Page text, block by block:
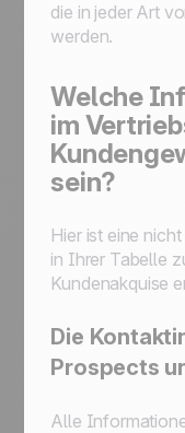
die in jeder Art
werden.
Welche
im
sein?
Hier ist eine
in Ihrer Tabelle
Kundenakquise
Die
Prospects
Alle